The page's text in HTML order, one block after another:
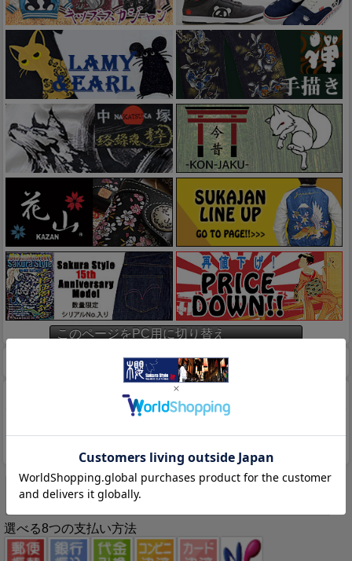
このページをPC用に切り替え
マイページ
特定商取引法に基づく表示
選べる8つの支払い方法